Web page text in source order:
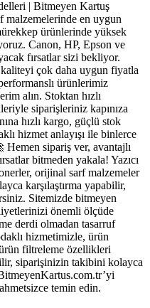
malzemelerinde en uygun
ürünlerinde yüksek
Canon, HP, Epson ve
fırsatlar sizi bekliyor.
kaliteyi çok daha uygun fiyatla
ürünlerimiz
alın. Stoktan hızlı
siparişleriniz kapınıza
hızlı kargo, güçlü stok
hizmet anlayışı ile binlerce
sipariş ver, avantajlı
bitmeden yakala! Yazıcı
orijinal sarf malzemeler
karşılaştırma yapabilir,
Sitemizde bitmeyen
önemli ölçüde
derdi olmadan tasarruf
hizmetimizle, ürün
filtreleme özellikleri
siparişinizin takibini kolayca
temin edin.